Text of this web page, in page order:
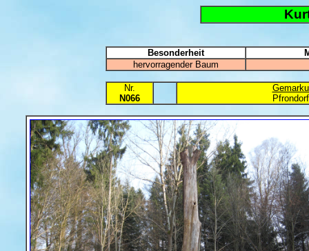
Besonderheit
hervorragender Baum
Nr.
N066